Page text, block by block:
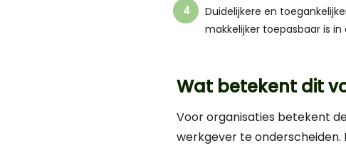
Duidelijkere en
makkelijker toepasbaar is in
Wat betekent dit
Voor organisaties betekent
werkgever te